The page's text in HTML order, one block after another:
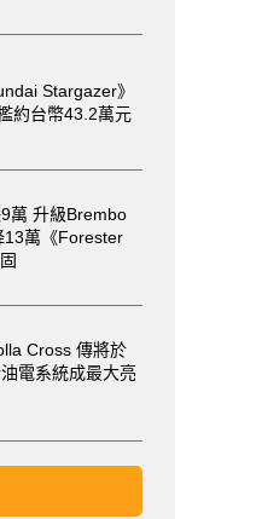
Stargazer》
約台幣43.2萬元
萬 升級Brembo
13萬《Forester
Cross 傳將於
電系統成最大亮